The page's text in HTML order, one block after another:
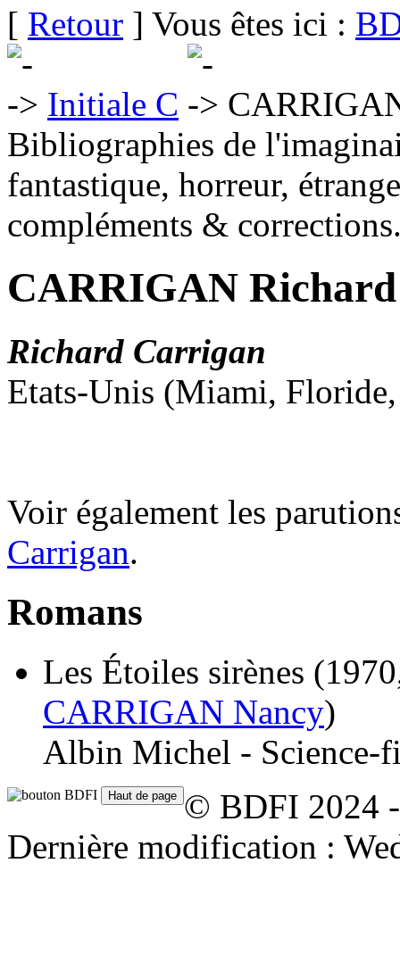
[ Retour ] Vous êtes ici :
Initiale C
Bibliographies de
fantastique, horreur,
compléments &
CARRIGAN Richard
Richard Carrigan
Etats-Unis (Miami,
Voir également les
Carrigan.
Romans
Les Étoiles sirènes
CARRIGAN Nancy)
Albin Michel - Science-
© BDFI 2024
Dernière modification :